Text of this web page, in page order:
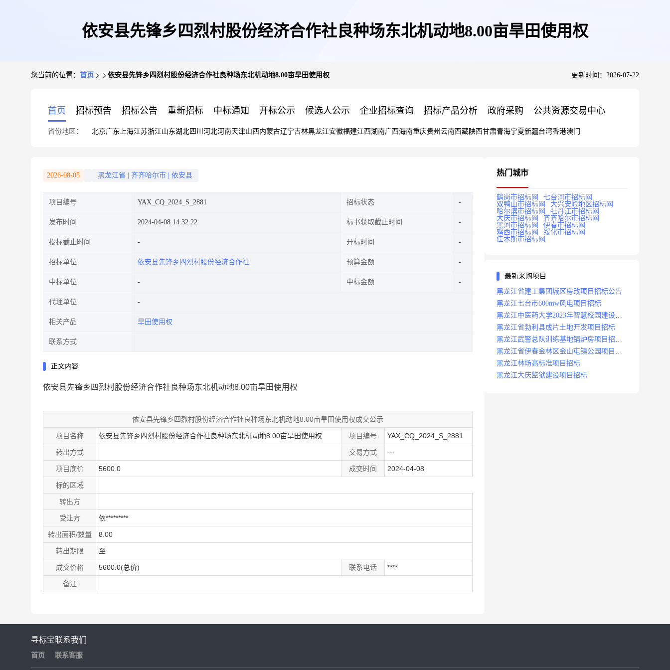
依安县先锋乡四烈村股份经济合作社良种场东北机动地8.00亩旱田使用权
您当前的位置： 首页 依安县先锋乡四烈村股份经济合作社良种场东北机动地8.00亩旱田使用权 更新时间：2026-07-22
首页 招标预告 招标公告 重新招标 中标通知 开标公示 候选人公示 企业招标查询 招标产品分析 政府采购 公共资源交易中心
省份地区： 北京广东 上海江苏浙江山东湖北四川 河北河南天津山西内蒙古辽宁吉林黑龙江安徽福建江西湖南广西海南重庆贵州 云南西藏陕西甘肃青海宁夏新疆台湾香港澳门
2026-08-05 黑龙江省 齐齐哈尔市 依安县
项目编号 YAX_CQ_2024_S_2881 招标状态
发布时间 2024-04-08 14:32:22 标书获取截止时间
投标截止时间 开标时间
招标单位 依安县先锋乡四烈村股份经济合作社 预算金额
中标单位 中标金额
代理单位
相关产品 旱田使用权
联系方式
正文内容
依安县先锋乡四烈村股份经济合作社良种场东北机动地8.00亩旱田使用权
依安县先锋乡四烈村股份经济合作社良种场东北机动地8.00亩旱田使用权成交公示
项目名称 依安县先锋乡四烈村股份经济合作社良种场东北机动地8.00亩旱田使用权 项目编号 YAX_CQ_2024_S_2881
转出方式 交易方式 ---
项目底价 5600.0 成交时间 2024-04-08
标的区域
转出方
受让方 依*********
转出面积/数量 8.00
转出期限 至
成交价格 5600.0(总价) 联系电话 ****
备注
热门城市
鹤岗市招标网
七台河市招标网
双鸭山市招标网
大兴安岭地区招标网
哈尔滨市招标网
牡丹江市招标网
大庆市招标网
齐齐哈尔市招标网
黑河市招标网
伊春市招标网
鸡西市招标网
绥化市招标网
佳木斯市招标网
最新采购项目
黑龙江省建工集团城区房改项目招标公告
黑龙江七台市600mw风电项目招标
黑龙江中医药大学2023年智慧校园建设项
目招标公告
黑龙江省勃利县成片土地开发项目招标
黑龙江武警总队训练基地锅炉房项目招标
公示
黑龙江省伊春金林区金山屯镇公园项目招
标公告
黑龙江林场高标准项目招标
黑龙江大庆监狱建设项目招标
寻标宝
首页
联系我们
联系客服